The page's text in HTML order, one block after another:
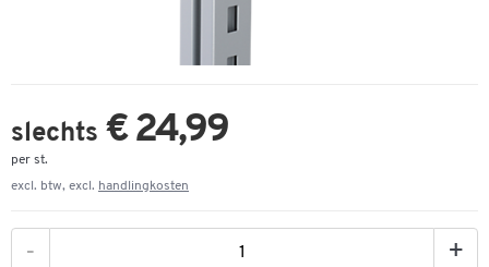
slechts € 24,99
per st.
excl. btw, excl. handlingkosten
- +